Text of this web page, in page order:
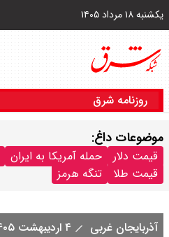
یکشنبه ۱۸ مرداد ۱۴۰۵
روزنامه شرق
موضوعات داغ:
قیمت دلار حمله آمریکا به ایران
قیمت طلا
تنگه هرمز
آذربایجان غربی ۴ اردیبهشت ۱۴۰۵